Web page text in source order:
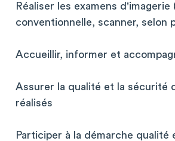
Réaliser les examens d'imagerie
conventionnelle, scanner, selon
Accueillir, informer et
Assurer la qualité et la sécurité
réalisés
Participer à la démarche qualité